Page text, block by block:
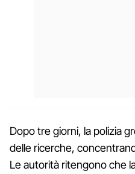
Dopo tre giorni, la polizia
delle ricerche,
Le autorità ritengono che